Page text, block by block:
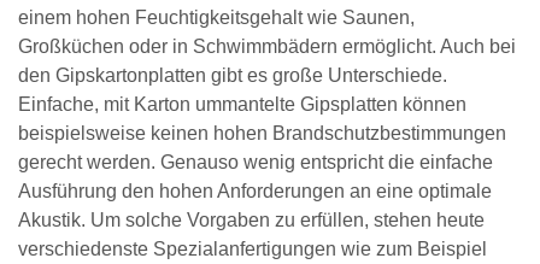
einem hohen Feuchtigkeitsgehalt wie Saunen,
Großküchen oder in Schwimmbädern ermöglicht. Auch bei
den Gipskartonplatten gibt es große Unterschiede.
Einfache, mit Karton ummantelte Gipsplatten können
beispielsweise keinen hohen Brandschutzbestimmungen
gerecht werden. Genauso wenig entspricht die einfache
Ausführung den hohen Anforderungen an eine optimale
Akustik. Um solche Vorgaben zu erfüllen, stehen heute
verschiedenste Spezialanfertigungen wie zum Beispiel